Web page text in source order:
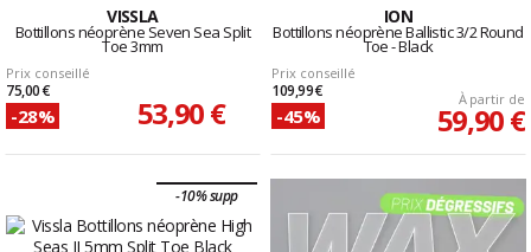
VISSLA
Bottillons néoprène Seven Sea Split
Toe 3mm
Prix conseillé
75,00 €
-28% 53,90 €
ION
Bottillons néoprène Ballistic 3/2 Round
Toe - Black
Prix conseillé
109,99 €
-45%
À partir de
59,90 €
-10% supp